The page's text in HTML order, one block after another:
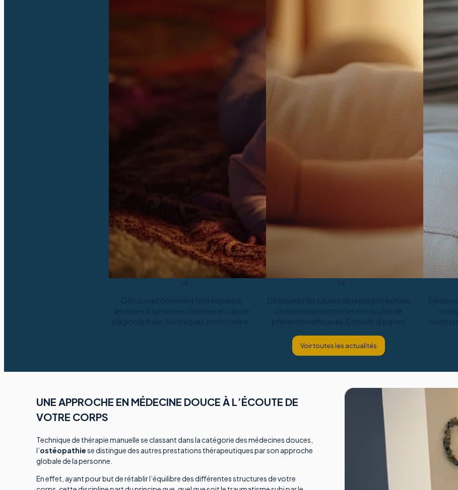
Le
mars
2025
Découvrez comment l'ostéopathie
améliore la symétrie crânienne en cas de
plagiocéphalie. Techniques, protocole et
Le
mars
2025
Découvrez les causes de la plagiocéphalie
chez le nourrisson et les méthodes de
prévention efficaces. Conseils d'expert
Voir toutes les actualités
UNE APPROCHE EN MÉDECINE DOUCE À L’ÉCOUTE DE
VOTRE CORPS
Technique de thérapie manuelle se classant dans la catégorie des médecines douces,
l’ostéopathiese distingue des autres prestations thérapeutiques par son approche
globale de la personne.
En effet, ayant pour but de rétablir l’équilibre des différentes structures de votre